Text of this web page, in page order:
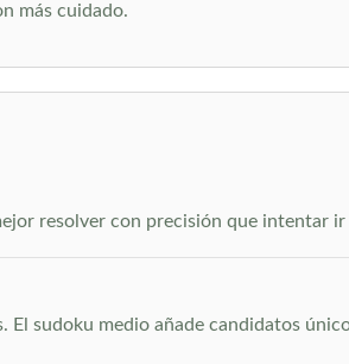
más cuidado.
resolver con precisión que intentar ir
sudoku medio añade candidatos